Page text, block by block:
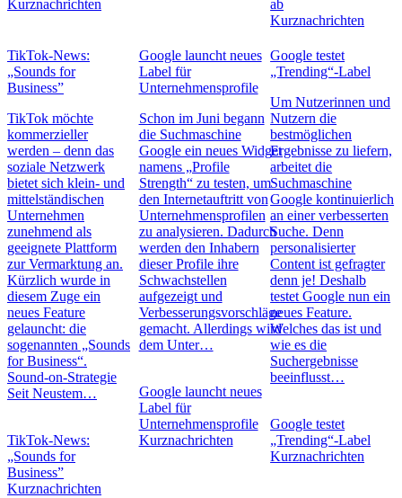
Kurznachrichten
ab
Kurznachrichten
TikTok-News:
„Sounds for
Business”
TikTok möchte
kommerzieller
werden – denn das
soziale Netzwerk
bietet sich klein- und
mittelständischen
Unternehmen
zunehmend als
geeignete Plattform
zur Vermarktung an.
Kürzlich wurde in
diesem Zuge ein
neues Feature
gelauncht: die
sogenannten „Sounds
for Business“.
Sound-on-Strategie
Seit Neustem…
TikTok-News:
„Sounds for
Business”
Kurznachrichten
Google launcht neues
Label für
Unternehmensprofile
Schon im Juni begann
die Suchmaschine
Google ein neues Widget
namens „Profile
Strength“ zu testen, um
den Internetauftritt von
Unternehmensprofilen
zu analysieren. Dadurch
werden den Inhabern
dieser Profile ihre
Schwachstellen
aufgezeigt und
Verbesserungsvorschläge
gemacht. Allerdings wird
dem Unter…
Google launcht neues
Label für
Unternehmensprofile
Kurznachrichten
Google testet
„Trending“-Label
Um Nutzerinnen und
Nutzern die
bestmöglichen
Ergebnisse zu liefern,
arbeitet die
Suchmaschine
Google kontinuierlich
an einer verbesserten
Suche. Denn
personalisierter
Content ist gefragter
denn je! Deshalb
testet Google nun ein
neues Feature.
Welches das ist und
wie es die
Suchergebnisse
beeinflusst…
Google testet
„Trending“-Label
Kurznachrichten